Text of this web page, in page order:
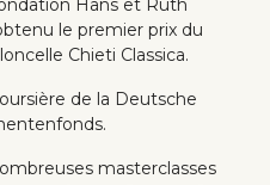
Hans et Ruth
le premier prix du
Chieti Classica.
de la Deutsche
masterclasses